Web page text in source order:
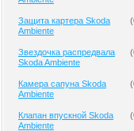
Защита картера Skoda
Ambiente
(
Звездочка распредвала
Skoda Ambiente
(
Камера сапуна Skoda
Ambiente
(
Клапан впускной Skoda
Ambiente
(